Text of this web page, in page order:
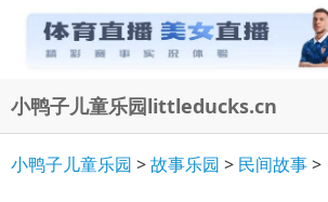
小鸭子儿童乐园littleducks.cn
小鸭子儿童乐园 >故事乐园 > 民间故事>